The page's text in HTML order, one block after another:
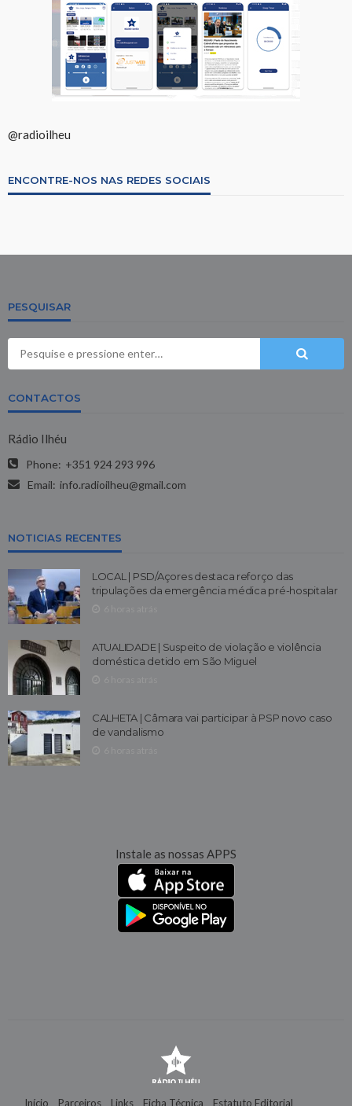
@radioilheu
ENCONTRE-NOS NAS REDES SOCIAIS
PESQUISAR
CONTACTOS
Rádio Ilhéu
Phone: +351 924 293 996
Email: info.radioilheu@gmail.com
NOTICIAS RECENTES
LOCAL | PSD/Açores destaca reforço das
tripulações da emergência médica pré-hospitalar
ATUALIDADE | Suspeito de violação e violência
doméstica detido em São Miguel
CALHETA | Câmara vai participar à PSP novo caso
de vandalismo
Instale as nossas APPS
Início Parceiros Links Ficha Técnica Estatuto Editorial